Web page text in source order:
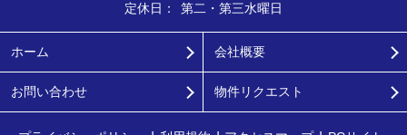
定休日：
第二・第三水曜日
ホーム 会社概要
お問い合わせ 物件リクエスト